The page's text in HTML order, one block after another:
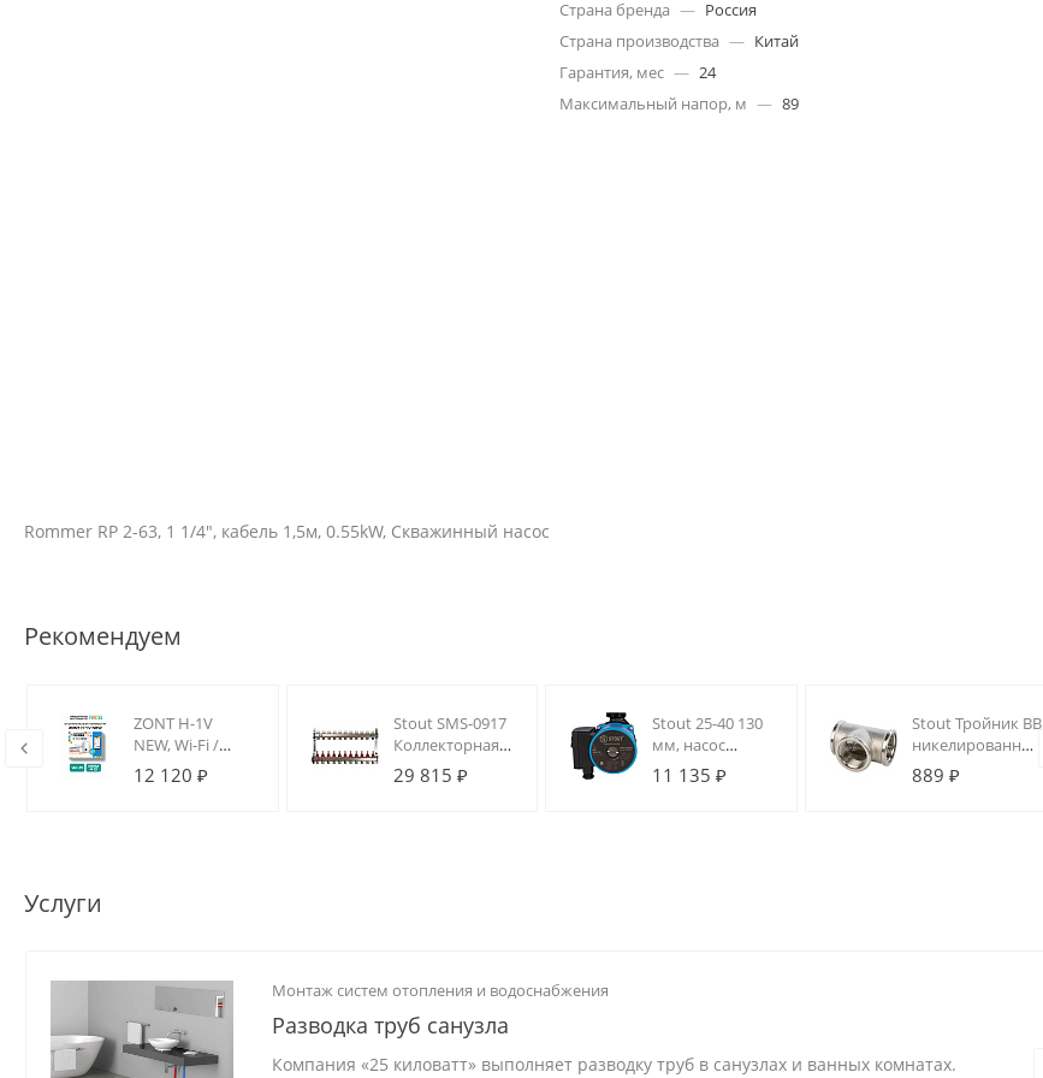
Страна бренда — Россия
Страна производства — Китай
Гарантия, мес — 24
Максимальный напор, м — 89
Rommer RP 2-63, 1 1/4", кабель 1,5м, 0.55kW, Скважинный насос
Рекомендуем
ZONT H-1V
NEW, Wi-Fi /
GSM термостат
для котлов на
12 120 ₽
Stout SMS-0917
Коллекторная
группа 11 вых.
из
29 815 ₽
Stout 25-40 130
мм, насос
циркуляционный
3-х скоростной, с
11 135 ₽
Stout Тройник ВВ
никелированный
1"
889 ₽
Услуги
Монтаж систем отопления и водоснабжения
Разводка труб санузла
Компания «25 киловатт» выполняет разводку труб в санузлах и ванных комнатах.